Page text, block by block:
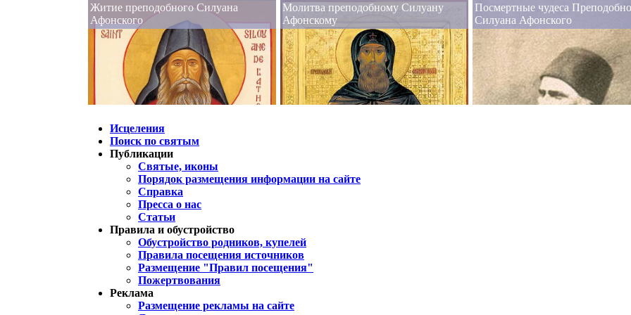
Житие преподобного Силуана
Афонского
Молитва преподобному Силуану
Афонскому
Посмертные чудеса
Силуана Афонского
Исцеления
Поиск по святым
Публикации
Святые, иконы
Порядок размещения информации на сайте
Справка
Пресса о нас
Статьи
Правила и обустройство
Обустройство родников, купелей
Правила посещения источников
Размещение "Правил посещения"
Пожертвования
Реклама
Размещение рекламы на сайте